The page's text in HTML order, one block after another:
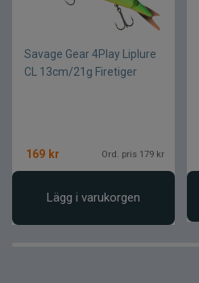
Savage Gear 4Play Liplure
CL 13cm/21g Firetiger
169 kr Ord. pris 179 kr
Lägg i varukorgen